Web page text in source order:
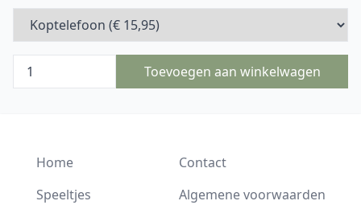
Toevoegen aan winkelwagen
Home
Speeltjes
Contact
Algemene voorwaarden